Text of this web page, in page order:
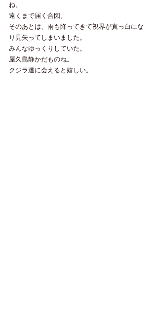
ね。
遠くまで届く合図。
そのあとは、雨も降ってきて視界が真っ白にな
り見失ってしまいました。
みんなゆっくりしていた。
屋久島静かだものね。
クジラ達に会えると嬉しい。